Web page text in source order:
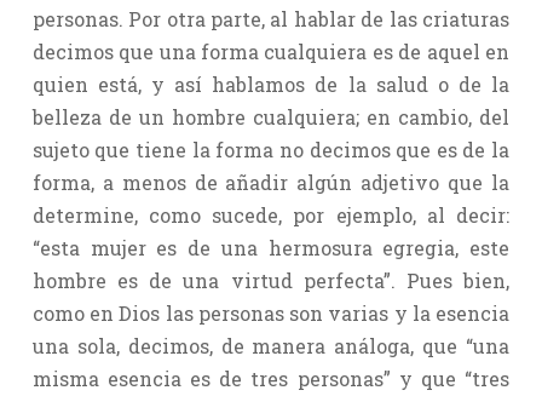
personas. Por otra parte, al hablar de las criaturas
decimos que una forma cualquiera es de aquel en
quien está, y así hablamos de la salud o de la
belleza de un hombre cualquiera; en cambio, del
sujeto que tiene la forma no decimos que es de la
forma, a menos de añadir algún adjetivo que la
determine, como sucede, por ejemplo, al decir:
“esta mujer es de una hermosura egregia, este
hombre es de una virtud perfecta”. Pues bien,
como en Dios las personas son varias y la esencia
una sola, decimos, de manera análoga, que “una
misma esencia es de tres personas” y que “tres